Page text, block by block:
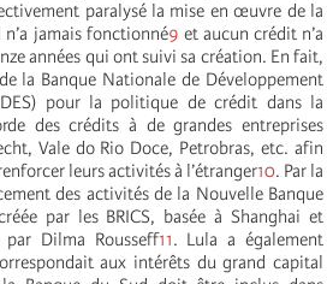
paralysé la mise en œuvre de la
n’a jamais fonctionné9 et aucun crédit n’a
années qui ont suivi sa création. En fait,
la Banque Nationale de Développement
pour la politique de crédit dans la
des crédits à de grandes entreprises
Vale do Rio Doce, Petrobras, etc. afin
leurs activités à l’étranger10. Par la
des activités de la Nouvelle Banque
par les BRICS, basée à Shanghai et
Dilma Rousseff11. Lula a également
aux intérêts du grand capital